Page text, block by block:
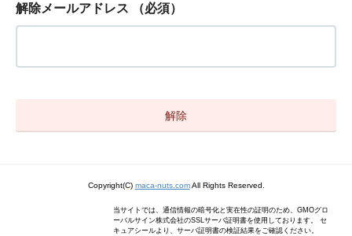
解除メールアドレス （必須）
Copyright(C) maca-nuts.comAll Rights Reserved.
当サイトでは、通信情報の暗号化と実在性の証明のため、GMOグロ
ーバルサイン株式会社のSSLサーバ証明書を使用しております。 セ
キュアシールより、サーバ証明書の検証結果をご確認ください。